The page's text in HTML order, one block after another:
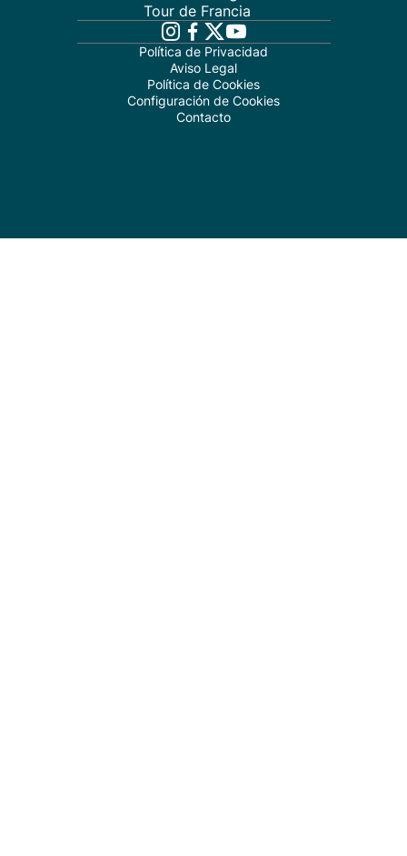
Tour de Francia
Política de Privacidad
Aviso Legal
Política de Cookies
Configuración de Cookies
Contacto